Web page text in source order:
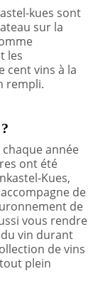
kues sont
sur la
les
cent vins à la
rempli.
année
ont été
Kues,
de
de
vous rendre
vin durant
de vins
plein